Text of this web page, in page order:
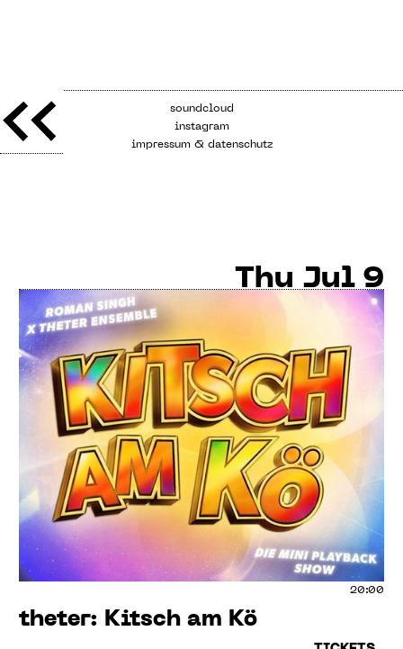
soundcloud
instagram
impressum & datenschutz
Thu Jul 9
20:00
theter: Kitsch am Kö